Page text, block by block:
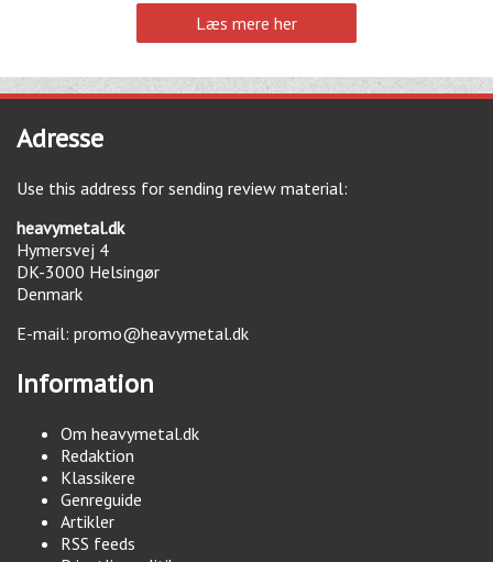
Læs mere her
Adresse
Use this address for sending review material:
heavymetal.dk
Hymersvej 4
DK-3000 Helsingør
Denmark
E-mail: promo@heavymetal.dk
Information
Om heavymetal.dk
Redaktion
Klassikere
Genreguide
Artikler
RSS feeds